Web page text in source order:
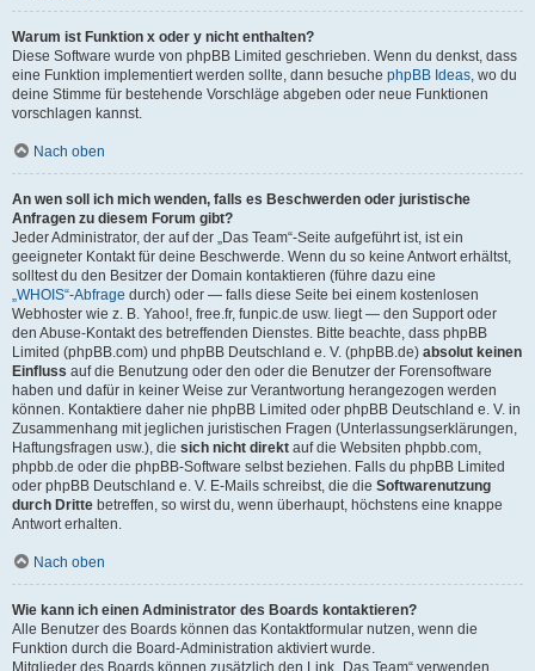
Warum ist Funktion x oder y nicht enthalten?
Diese Software wurde von phpBB Limited geschrieben. Wenn du denkst, dass
eine Funktion implementiert werden sollte, dann besuche phpBB Ideas, wo du
deine Stimme für bestehende Vorschläge abgeben oder neue Funktionen
vorschlagen kannst.
Nach oben
An wen soll ich mich wenden, falls es Beschwerden oder juristische
Anfragen zu diesem Forum gibt?
Jeder Administrator, der auf der „Das Team“-Seite aufgeführt ist, ist ein
geeigneter Kontakt für deine Beschwerde. Wenn du so keine Antwort erhältst,
solltest du den Besitzer der Domain kontaktieren (führe dazu eine
„WHOIS“-Abfrage durch) oder — falls diese Seite bei einem kostenlosen
Webhoster wie z. B. Yahoo!, free.fr, funpic.de usw. liegt — den Support oder
den Abuse-Kontakt des betreffenden Dienstes. Bitte beachte, dass phpBB
Limited (phpBB.com) und phpBB Deutschland e. V. (phpBB.de) absolut keinen
Einfluss auf die Benutzung oder den oder die Benutzer der Forensoftware
haben und dafür in keiner Weise zur Verantwortung herangezogen werden
können. Kontaktiere daher nie phpBB Limited oder phpBB Deutschland e. V. in
Zusammenhang mit jeglichen juristischen Fragen (Unterlassungserklärungen,
Haftungsfragen usw.), die sich nicht direkt auf die Websiten phpbb.com,
phpbb.de oder die phpBB-Software selbst beziehen. Falls du phpBB Limited
oder phpBB Deutschland e. V. E-Mails schreibst, die die Softwarenutzung
durch Dritte betreffen, so wirst du, wenn überhaupt, höchstens eine knappe
Antwort erhalten.
Nach oben
Wie kann ich einen Administrator des Boards kontaktieren?
Alle Benutzer des Boards können das Kontaktformular nutzen, wenn die
Funktion durch die Board-Administration aktiviert wurde.
Mitglieder des Boards können zusätzlich den Link „Das Team“ verwenden.